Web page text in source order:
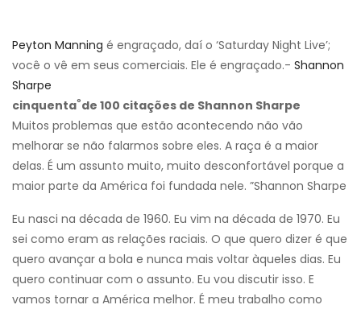
Peyton Manning é engraçado, daí o ‘Saturday Night Live’;
você o vê em seus comerciais. Ele é engraçado.- Shannon
Sharpe
cinquentaºde 100 citações de Shannon Sharpe
Muitos problemas que estão acontecendo não vão
melhorar se não falarmos sobre eles. A raça é a maior
delas. É um assunto muito, muito desconfortável porque a
maior parte da América foi fundada nele. ”Shannon Sharpe
Eu nasci na década de 1960. Eu vim na década de 1970. Eu
sei como eram as relações raciais. O que quero dizer é que
quero avançar a bola e nunca mais voltar àqueles dias. Eu
quero continuar com o assunto. Eu vou discutir isso. E
vamos tornar a América melhor. É meu trabalho como